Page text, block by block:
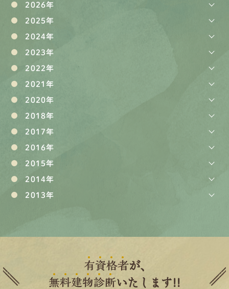
2026年
2025年
2024年
2023年
2022年
2021年
2020年
2018年
2017年
2016年
2015年
2014年
2013年
有資格者が、
無料建物診断いたします!!